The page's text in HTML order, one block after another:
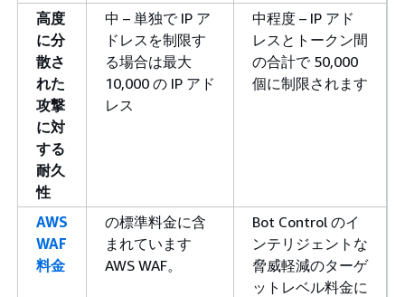
高度
に分
散さ
れた
攻撃
に対
する
耐久
性
中 – 単独で IP ア
ドレスを制限す
る場合は最大
10,000 の IP アド
レス
中程度 – IP アド
レスとトークン間
の合計で 50,000
個に制限されます
AWS
WAF
料金
の標準料金に含
まれています
AWS WAF。
Bot Control のイ
ンテリジェントな
脅威軽減のターゲ
ットレベル料金に